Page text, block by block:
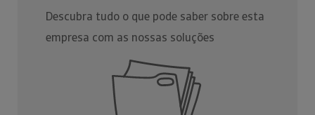
Descubra tudo o que pode saber sobre esta
empresa com as nossas soluções